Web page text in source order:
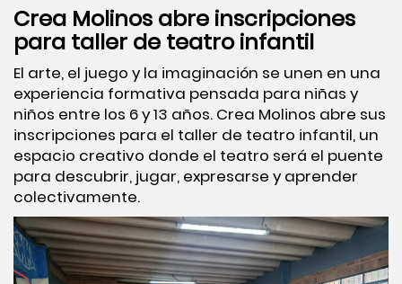
Crea Molinos abre inscripciones
para taller de teatro infantil
El arte, el juego y la imaginación se unen en una
experiencia formativa pensada para niñas y
niños entre los 6 y 13 años. Crea Molinos abre sus
inscripciones para el taller de teatro infantil, un
espacio creativo donde el teatro será el puente
para descubrir, jugar, expresarse y aprender
colectivamente.